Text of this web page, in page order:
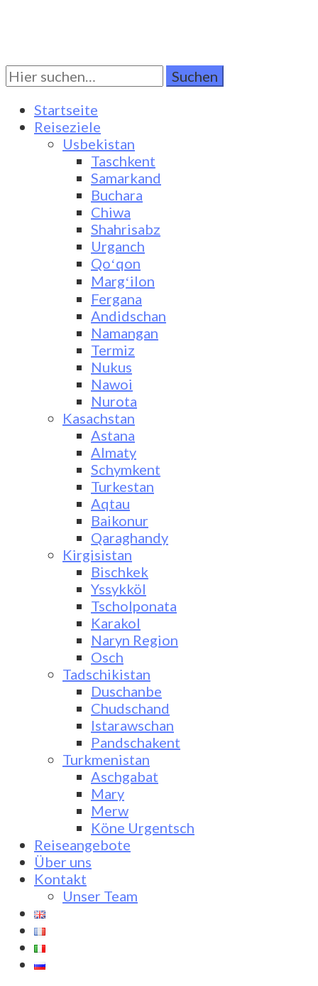
Turkestan Travel
Discover Central Asia
Suchen
Sie
nach:Startseite
Reiseziele
Usbekistan
Taschkent
Samarkand
Buchara
Chiwa
Shahrisabz
Urganch
Qoʻqon
Margʻilon
Fergana
Andidschan
Namangan
Termiz
Nukus
Nawoi
Nurota
Kasachstan
Astana
Almaty
Schymkent
Turkestan
Aqtau
Baikonur
Qaraghandy
Kirgisistan
Bischkek
Yssykköl
Tscholponata
Karakol
Naryn Region
Osch
Tadschikistan
Duschanbe
Chudschand
Istarawschan
Pandschakent
Turkmenistan
Aschgabat
Mary
Merw
Köne Urgentsch
Reiseangebote
Über uns
Kontakt
Unser Team